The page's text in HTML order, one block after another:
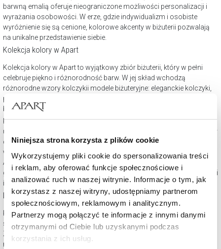
Niniejsza strona korzysta z plików cookie
Wykorzystujemy pliki cookie do spersonalizowania treści
i reklam, aby oferować funkcje społecznościowe i
analizować ruch w naszej witrynie. Informacje o tym, jak
korzystasz z naszej witryny, udostępniamy partnerom
społecznościowym, reklamowym i analitycznym.
Partnerzy mogą połączyć te informacje z innymi danymi
otrzymanymi od Ciebie lub uzyskanymi podczas
korzystania z ich usług.
barwną emalią oferuje nieograniczone możliwości personalizacji i
wyrażania osobowości. W erze, gdzie indywidualizm i osobiste
wyróżnienie się są cenione, kolorowe akcenty w biżuterii pozwalają
na unikalne przedstawienie siebie.
Kolekcja kolory w Apart
Kolekcja kolory w Apart to wyjątkowy zbiór biżuterii, który w pełni
celebruje piękno i różnorodność barw. W jej skład wchodzą
różnorodne wzory kolczykii modele biżuteryjne: eleganckie kolczyki,
pierścionki, naszyjniki. Intensywne barwy ma także niejedna
bransoletka.
Każdy element kolekcji został zaprojektowany z myślą o podkreśleniu
unikatowego charakteru kolorowych kamieni, oferując szeroki wybór
dla osób ceniących zarówno subtelną elegancję, jak i odważne,
wyraziste akcenty. Dzięki zróżnicowaniu stylów, kolekcja Kolory od
Apart umożliwia indywidualne dopasowanie biżuterii do osobistego
gustu i stylu życia, stanowiąc doskonałe uzupełnienie każdej stylizacji
i sposób, by wyrazić swoją osobowość.
Dla kogo kolorowa biżuteria?
Kolorowa biżuteria nie zna ograniczeń wiekowych czy stylistycznych,
stając się atrakcyjnym wyborem dla szerokiego spektrum osób.
Zróżnicowane wzornictwo pozwala na dopasowanie do
różnorodnych gustów i potrzeb, od subtelnych, codziennych